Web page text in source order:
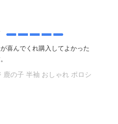
喜んでくれ購入してよかった
鹿の子 半袖 おしゃれ ポロシ